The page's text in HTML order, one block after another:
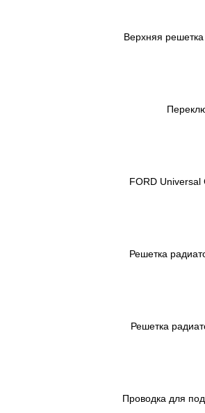
Верхняя
FORD Universal
Решетка
Решетка
Проводка для